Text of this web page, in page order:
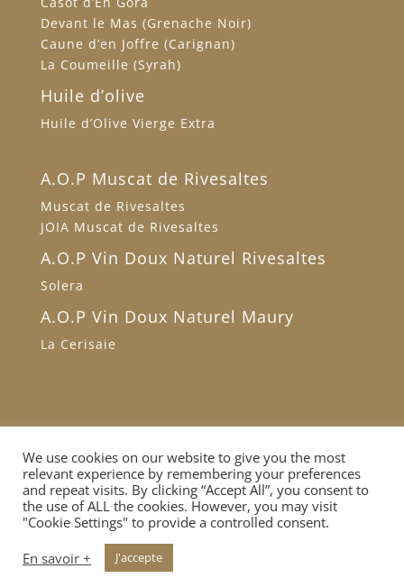
Devant le Mas (Grenache Noir)
Caune d’en Joffre (Carignan)
La Coumeille (Syrah)
Huile d’olive
Huile d’Olive Vierge Extra
A.O.P Muscat de Rivesaltes
Muscat de Rivesaltes
JOIA Muscat de Rivesaltes
A.O.P Vin Doux Naturel Rivesaltes
Solera
A.O.P Vin Doux Naturel Maury
La Cerisaie
Accueil
Conditions générales de vente
Données personnelles
Contact
© Domaine des Schistes 2018 |
We use cookies on our website to give you the most
relevant experience by remembering your preferences
and repeat visits. By clicking “Accept All”, you consent to
the use of ALL the cookies. However, you may visit
"Cookie Settings" to provide a controlled consent.
En savoir +
J'accepte